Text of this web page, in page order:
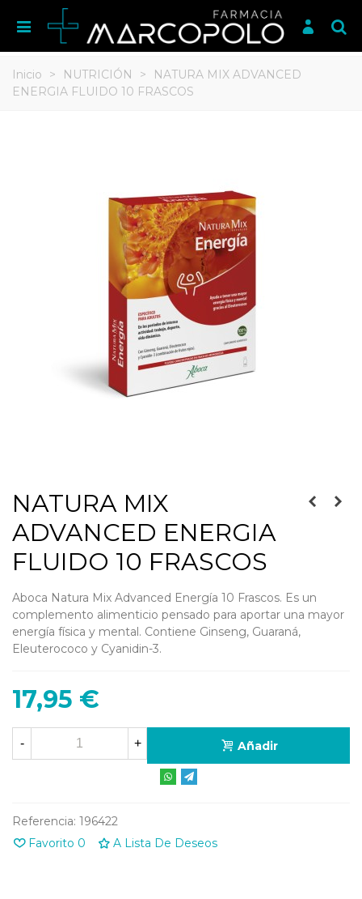
Inicio > NUTRICIÓN >
NATURA MIX ADVANCED
ENERGIA FLUIDO 10 FRASCOS
NATURA MIX
ADVANCED ENERGIA
FLUIDO 10 FRASCOS
Aboca Natura Mix Advanced Energía 10 Frascos. Es un
complemento alimenticio pensado para aportar una mayor
energía física y mental. Contiene Ginseng, Guaraná,
Eleuterococo y Cyanidin-3.
17,95 €
- + Añadir
Referencia: 196422
Favorito 0 A Lista De Deseos